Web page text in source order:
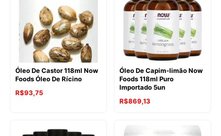
Óleo De Castor 118ml Now
Foods Óleo De Rícino
R$93,75
Óleo De Capim-limão Now
Foods 118ml Puro
Importado 5un
R$869,13